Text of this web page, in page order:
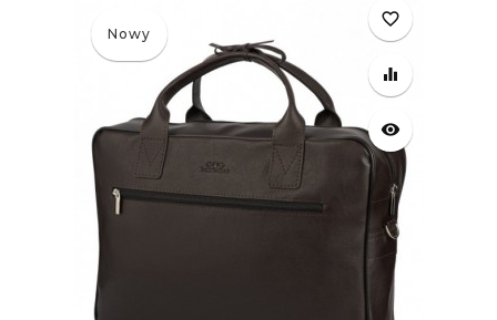
Nowy
favorite_border
equalizer
visibility